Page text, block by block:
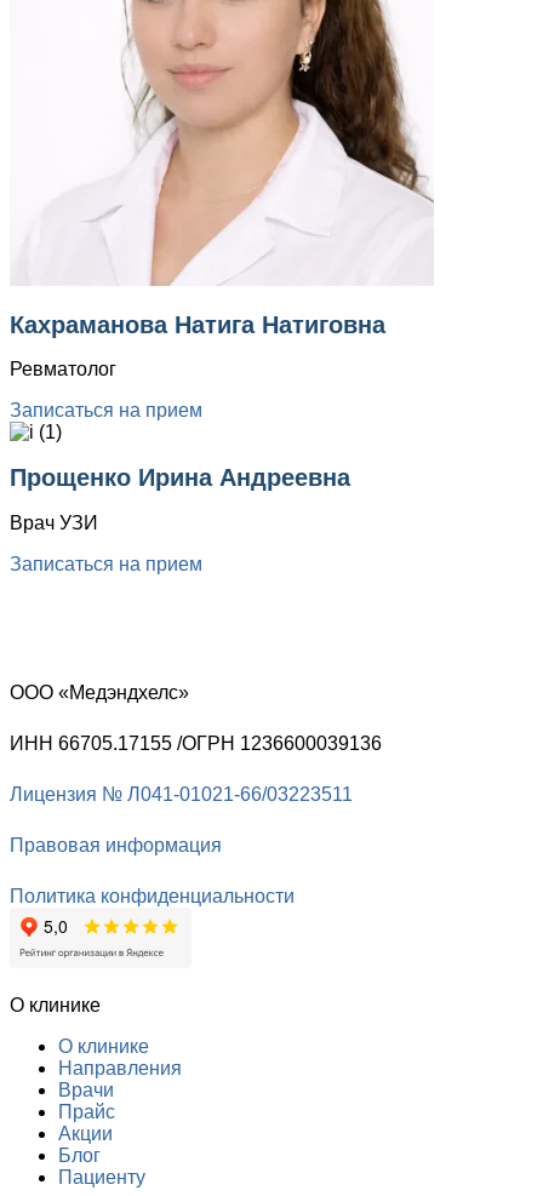
Кахраманова Натига Натиговна
Ревматолог
Записаться на прием
Прощенко Ирина Андреевна
Врач УЗИ
Записаться на прием
ООО «Медэндхелс»
ИНН 66705.17155 /ОГРН 1236600039136
Лицензия № Л041-01021-66/03223511
Правовая информация
Политика конфиденциальности
О клинике
О клинике
Направления
Врачи
Прайс
Акции
Блог
Пациенту